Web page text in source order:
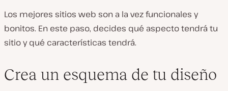
Los mejores sitios web son a la vez funcionales y
bonitos. En este paso, decides qué aspecto tendrá tu
sitio y qué características tendrá.
Crea un esquema de tu diseño